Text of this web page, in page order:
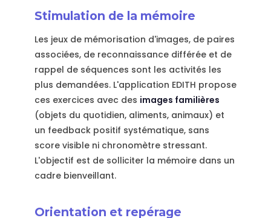
Stimulation de la mémoire
Les jeux de mémorisation d'images, de paires
associées, de reconnaissance différée et de
rappel de séquences sont les activités les
plus demandées. L'application EDITH propose
ces exercices avec des images familières
(objets du quotidien, aliments, animaux) et
un feedback positif systématique, sans
score visible ni chronomètre stressant.
L'objectif est de solliciter la mémoire dans un
cadre bienveillant.
Orientation et repérage